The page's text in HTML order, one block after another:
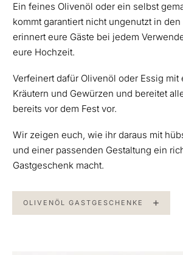
Ein feines Olivenöl oder ein selbst
kommt garantiert nicht ungenutzt in
erinnert eure Gäste bei jedem
eure Hochzeit.
Verfeinert dafür Olivenöl oder Essig mit
Kräutern und Gewürzen und bereitet
bereits vor dem Fest vor.
Wir zeigen euch, wie ihr daraus mit
und einer passenden Gestaltung ein
Gastgeschenk macht.
OLIVENÖL GASTGESCHENKE